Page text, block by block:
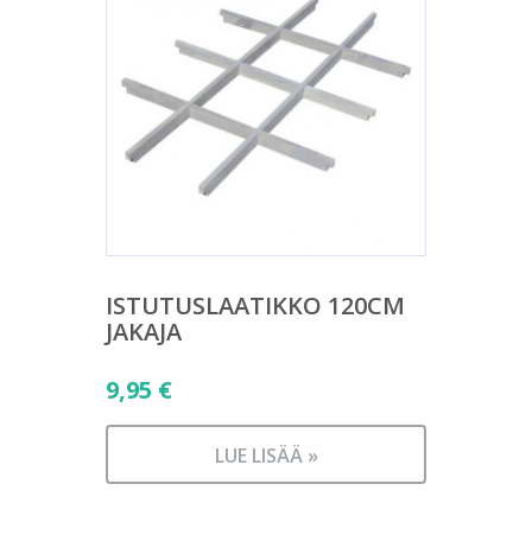
ISTUTUSLAATIKKO 120CM
JAKAJA
9,95 €
LUE LISÄÄ »